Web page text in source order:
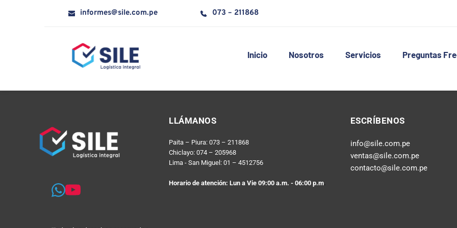
informes@sile.com.pe 073 – 211868
Inicio Nosotros Servicios Preguntas
LLÁMANOS
Paita – Piura: 073 – 211868
Chiclayo: 074 – 205968
Lima - San Miguel: 01 – 4512756
Horario de atención: Lun a Vie 09:00 a.m. - 06:00 p.m.
ESCRÍBENOS
info@sile.com.pe
ventas@sile.com.pe
contacto@sile.com.pe